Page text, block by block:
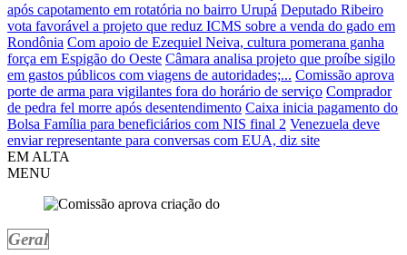
após capotamento em rotatória no bairro Urupá Deputado Ribeiro
vota favorável a projeto que reduz ICMS sobre a venda do gado em
Rondônia Com apoio de Ezequiel Neiva, cultura pomerana ganha
força em Espigão do Oeste Câmara analisa projeto que proíbe sigilo
em gastos públicos com viagens de autoridades;... Comissão aprova
porte de arma para vigilantes fora do horário de serviço Comprador
de pedra fel morre após desentendimento Caixa inicia pagamento do
Bolsa Família para beneficiários com NIS final 2 Venezuela deve
enviar representante para conversas com EUA, diz site
EM ALTA
MENU
Geral